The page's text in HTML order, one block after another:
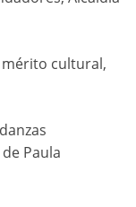
mérito cultural,
Paula